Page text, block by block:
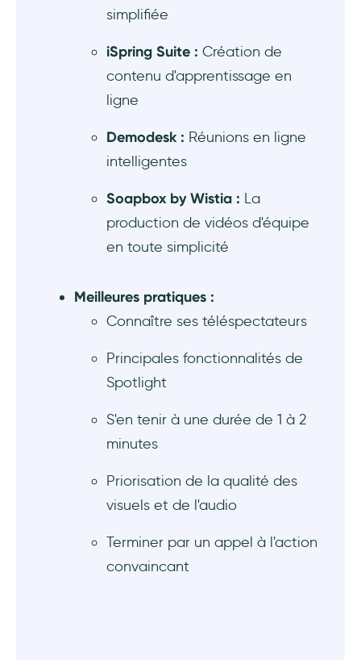
simplifiée
iSpring Suite : Création de
contenu d'apprentissage en
ligne
Demodesk : Réunions en ligne
intelligentes
Soapbox by Wistia : La
production de vidéos d'équipe
en toute simplicité
Meilleures pratiques :
Connaître ses téléspectateurs
Principales fonctionnalités de
Spotlight
S'en tenir à une durée de 1 à 2
minutes
Priorisation de la qualité des
visuels et de l'audio
Terminer par un appel à l'action
convaincant